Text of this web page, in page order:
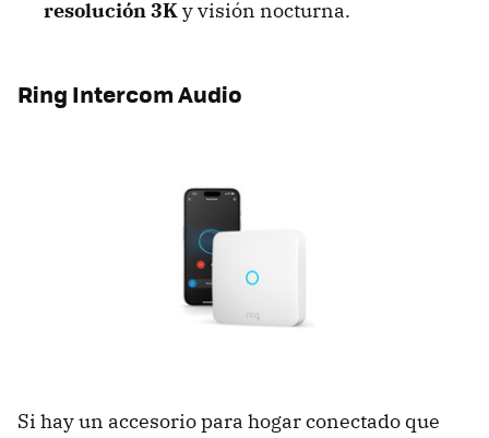
resolución 3Ky visión nocturna.
Ring Intercom Audio
Si hay un accesorio para hogar conectado que